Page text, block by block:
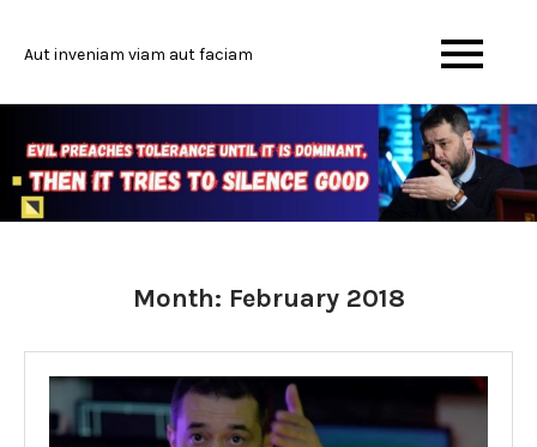
Aut inveniam viam aut faciam
Month: February 2018